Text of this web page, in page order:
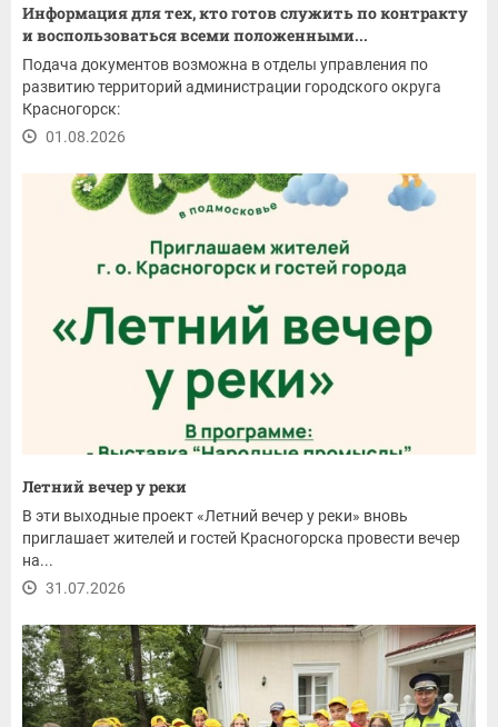
Информация для тех, кто готов служить по контракту
и воспользоваться всеми положенными...
Подача документов возможна в отделы управления по
развитию территорий администрации городского округа
Красногорск:
01.08.2026
Летний вечер у реки
В эти выходные проект «Летний вечер у реки» вновь
приглашает жителей и гостей Красногорска провести вечер
на...
31.07.2026